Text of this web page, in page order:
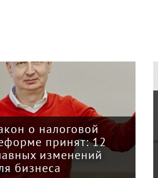
о налоговой
принят: 12
изменений
бизнеса